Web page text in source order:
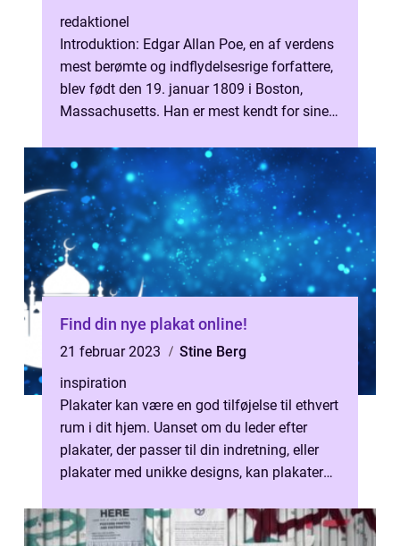
redaktionel
Introduktion: Edgar Allan Poe, en af verdens
mest berømte og indflydelsesrige forfattere,
blev født den 19. januar 1809 i Boston,
Massachusetts. Han er mest kendt for sine
Find din nye plakat online!
21 februar 2023
Stine Berg
inspiration
Plakater kan være en god tilføjelse til ethvert
rum i dit hjem. Uanset om du leder efter
plakater, der passer til din indretning, eller
plakater med unikke designs, kan plakater